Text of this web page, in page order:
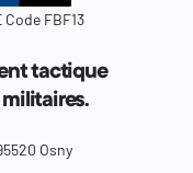
Code FBF13
tactique
Osny